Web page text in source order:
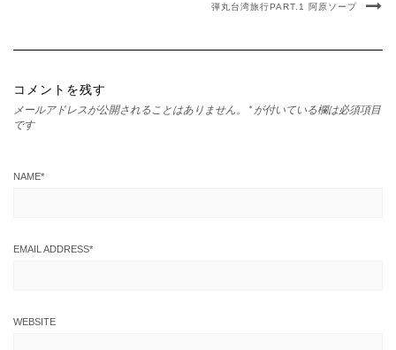
弾丸台湾旅行PART.1 阿原ソープ
コメントを残す
メールアドレスが公開されることはありません。 * が付いている欄は必須項目
です
NAME*
EMAIL ADDRESS*
WEBSITE